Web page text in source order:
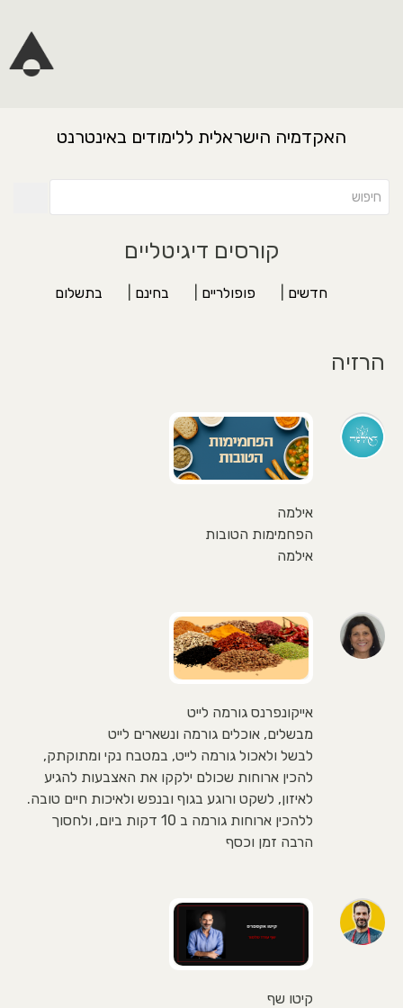
האקדמיה הישראלית ללימודים באינטרנט
קורסים דיגיטליים
חדשים פופולריים בחינם בתשלום
הרזיה
אילמה
הפחמימות הטובות
אילמה
אייקונפרנס גורמה לייט
מבשלים, אוכלים גורמה ונשארים לייט
לבשל ולאכול גורמה לייט, במטבח נקי ומתוקתק,
להכין ארוחות שכולם ילקקו את האצבעות להגיע
לאיזון, לשקט ורוגע בגוף ובנפש ולאיכות חיים טובה.
ללהכין ארוחות גורמה ב 10 דקות ביום, ולחסוך
הרבה זמן וכסף
קיטו שף